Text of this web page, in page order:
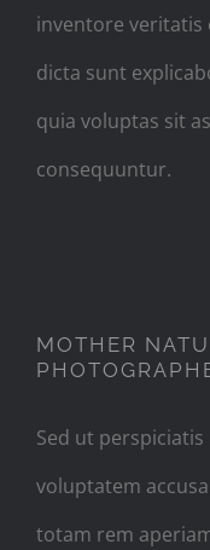
inventore veritatis
dicta sunt
quia voluptas sit
consequuntur.
MOTHER
Sed ut
voluptatem
totam rem